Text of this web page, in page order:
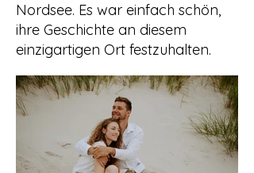
Nordsee. Es war einfach schön,
ihre Geschichte an diesem
einzigartigen Ort festzuhalten.